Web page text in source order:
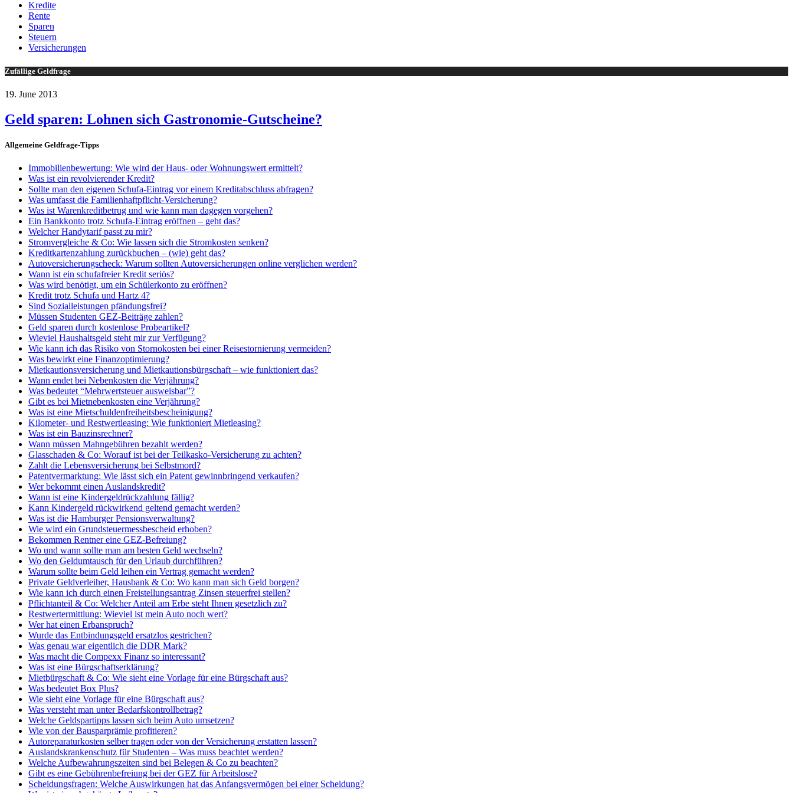
Kredite
Rente
Sparen
Steuern
Versicherungen
Zufällige Geldfrage
19. June 2013
Geld sparen: Lohnen sich Gastronomie-Gutscheine?
Allgemeine Geldfrage-Tipps
Immobilienbewertung: Wie wird der Haus- oder Wohnungswert ermittelt?
Was ist ein revolvierender Kredit?
Sollte man den eigenen Schufa-Eintrag vor einem Kreditabschluss abfragen?
Was umfasst die Familienhaftpflicht-Versicherung?
Was ist Warenkreditbetrug und wie kann man dagegen vorgehen?
Ein Bankkonto trotz Schufa-Eintrag eröffnen – geht das?
Welcher Handytarif passt zu mir?
Stromvergleiche & Co: Wie lassen sich die Stromkosten senken?
Kreditkartenzahlung zurückbuchen – (wie) geht das?
Autoversicherungscheck: Warum sollten Autoversicherungen online verglichen werden?
Wann ist ein schufafreier Kredit seriös?
Was wird benötigt, um ein Schülerkonto zu eröffnen?
Kredit trotz Schufa und Hartz 4?
Sind Sozialleistungen pfändungsfrei?
Müssen Studenten GEZ-Beiträge zahlen?
Geld sparen durch kostenlose Probeartikel?
Wieviel Haushaltsgeld steht mir zur Verfügung?
Wie kann ich das Risiko von Stornokosten bei einer Reisestornierung vermeiden?
Was bewirkt eine Finanzoptimierung?
Mietkautionsversicherung und Mietkautionsbürgschaft – wie funktioniert das?
Wann endet bei Nebenkosten die Verjährung?
Was bedeutet “Mehrwertsteuer ausweisbar”?
Gibt es bei Mietnebenkosten eine Verjährung?
Was ist eine Mietschuldenfreiheitsbescheinigung?
Kilometer- und Restwertleasing: Wie funktioniert Mietleasing?
Was ist ein Bauzinsrechner?
Wann müssen Mahngebühren bezahlt werden?
Glasschaden & Co: Worauf ist bei der Teilkasko-Versicherung zu achten?
Zahlt die Lebensversicherung bei Selbstmord?
Patentvermarktung: Wie lässt sich ein Patent gewinnbringend verkaufen?
Wer bekommt einen Auslandskredit?
Wann ist eine Kindergeldrückzahlung fällig?
Kann Kindergeld rückwirkend geltend gemacht werden?
Was ist die Hamburger Pensionsverwaltung?
Wie wird ein Grundsteuermessbescheid erhoben?
Bekommen Rentner eine GEZ-Befreiung?
Wo und wann sollte man am besten Geld wechseln?
Wo den Geldumtausch für den Urlaub durchführen?
Warum sollte beim Geld leihen ein Vertrag gemacht werden?
Private Geldverleiher, Hausbank & Co: Wo kann man sich Geld borgen?
Wie kann ich durch einen Freistellungsantrag Zinsen steuerfrei stellen?
Pflichtanteil & Co: Welcher Anteil am Erbe steht Ihnen gesetzlich zu?
Restwertermittlung: Wieviel ist mein Auto noch wert?
Wer hat einen Erbanspruch?
Wurde das Entbindungsgeld ersatzlos gestrichen?
Was genau war eigentlich die DDR Mark?
Was macht die Compexx Finanz so interessant?
Was ist eine Bürgschaftserklärung?
Mietbürgschaft & Co: Wie sieht eine Vorlage für eine Bürgschaft aus?
Was bedeutet Box Plus?
Wie sieht eine Vorlage für eine Bürgschaft aus?
Was versteht man unter Bedarfskontrollbetrag?
Welche Geldspartipps lassen sich beim Auto umsetzen?
Wie von der Bausparprämie profitieren?
Autoreparaturkosten selber tragen oder von der Versicherung erstatten lassen?
Auslandskrankenschutz für Studenten – Was muss beachtet werden?
Welche Aufbewahrungszeiten sind bei Belegen & Co zu beachten?
Gibt es eine Gebührenbefreiung bei der GEZ für Arbeitslose?
Scheidungsfragen: Welche Auswirkungen hat das Anfangsvermögen bei einer Scheidung?